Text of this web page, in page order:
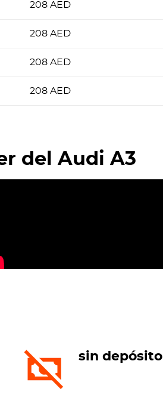
208 AED
208 AED
208 AED
208 AED
del Audi A3
sin depósito